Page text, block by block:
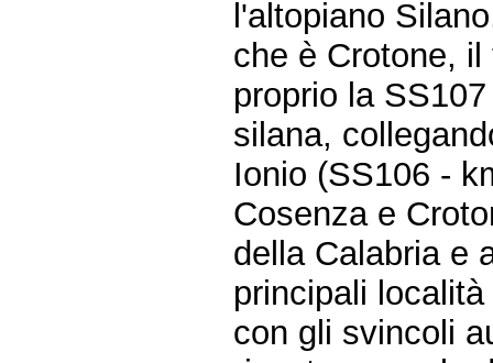
l'altopiano
che è Crotone,
proprio la
silana,
Ionio (SS106 -
Cosenza e
della Calabria e
principali
con gli svincoli